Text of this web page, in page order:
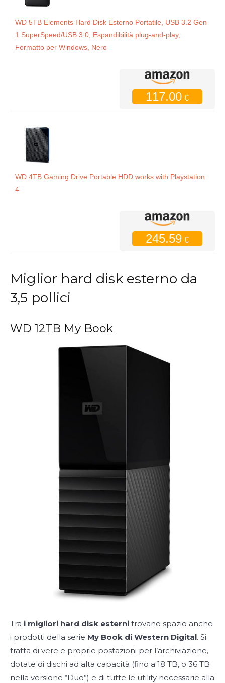
WD 5TB Elements Hard Disk Esterno Portatile, USB 3.2 Gen
1 SuperSpeed/USB 3.0, Espandibilità plug-and-play,
Formatto per Windows, Nero
117.00 €
WD 4TB Gaming Drive Portable HDD works with Playstation
4
245.59 €
Miglior hard disk esterno da
3,5 pollici
WD 12TB My Book
Tra i migliori hard disk esterni trovano spazio anche
i prodotti della serie My Book di Western Digital. Si
tratta di vere e proprie postazioni per l’archiviazione,
dotate di dischi ad alta capacità (fino a 18 TB, o 36 TB
nella versione “Duo”) e di tutte le utility necessarie alla